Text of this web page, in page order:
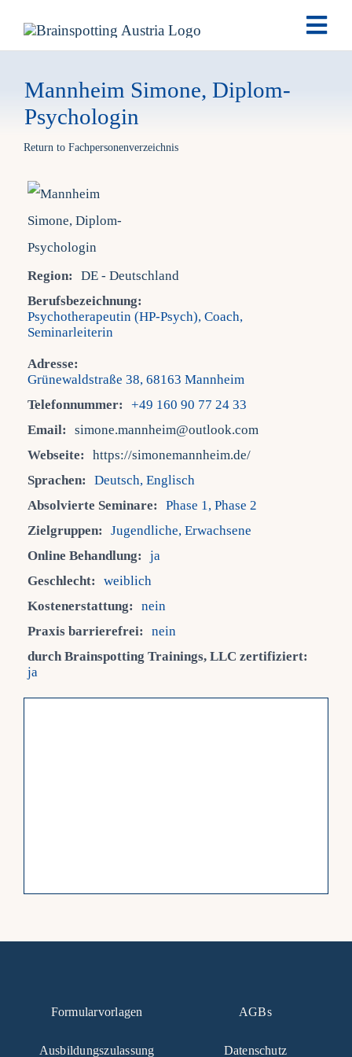
Mannheim Simone, Diplom-
Psychologin
Return to Fachpersonenverzeichnis
Region:
DE - Deutschland
Berufsbezeichnung:
Psychotherapeutin (HP-Psych), Coach,
Seminarleiterin
Adresse:
Grünewaldstraße 38, 68163 Mannheim
Telefonnummer:
+49 160 90 77 24 33
Email:
simone.mannheim@outlook.com
Webseite:
https://simonemannheim.de/
Sprachen:
Deutsch, Englisch
Absolvierte Seminare:
Phase 1, Phase 2
Zielgruppen:
Jugendliche, Erwachsene
Online Behandlung:
ja
Geschlecht:
weiblich
Kostenerstattung:
nein
Praxis barrierefrei:
nein
durch Brainspotting Trainings, LLC zertifiziert:
ja
Formularvorlagen
Ausbildungszulassung
AGBs
Datenschutz